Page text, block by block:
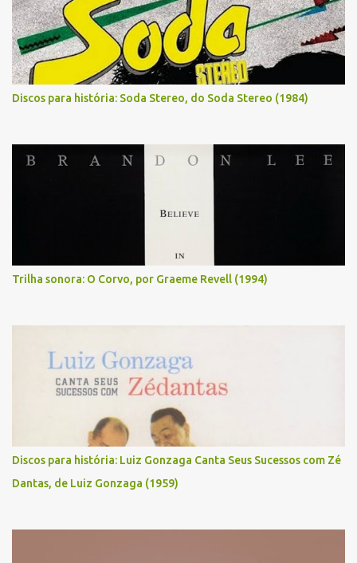
Discos para história: Soda Stereo, do Soda Stereo (1984)
Trilha sonora: O Corvo, por Graeme Revell (1994)
Discos para história: Luiz Gonzaga Canta Seus Sucessos com Zé
Dantas, de Luiz Gonzaga (1959)